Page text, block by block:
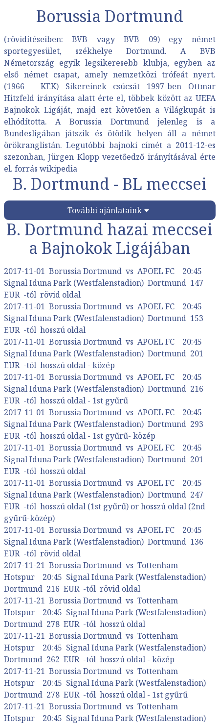
Borussia Dortmund
(rövidítéseiben: BVB vagy BVB 09) egy német
sportegyesület, székhelye Dortmund. A BVB
Németország egyik legsikeresebb klubja, egyben az
első német csapat, amely nemzetközi trófeát nyert.
(1966 - KEK) Sikereinek csúcsát 1997-ben Ottmar
Hitzfeld irányítása alatt érte el, többek között az UEFA
Bajnokok Ligáját, majd ezt követően a Világkupát is
elhódította. A Borussia Dortmund jelenleg is a
Bundesligábanjátszik és ötödik helyen áll a német
örökranglistán. Legutóbbi bajnoki címét a 2011-12-es
szezonban, Jürgen Klopp vezetőedző irányításával érte
el. forrás wikipedia
B. Dortmund - BL meccsei
További ajánlataink
B. Dortmund hazai meccsei
a Bajnokok Ligájában
2017-11-01 Borussia Dortmund vs APOEL FC 20:45
Signal Iduna Park (Westfalenstadion) Dortmund 147
EUR -tól rövid oldal
2017-11-01 Borussia Dortmund vs APOEL FC 20:45
Signal Iduna Park (Westfalenstadion) Dortmund 153
EUR -tól hosszú oldal
2017-11-01 Borussia Dortmund vs APOEL FC 20:45
Signal Iduna Park (Westfalenstadion) Dortmund 201
EUR -tól hosszú oldal - közép
2017-11-01 Borussia Dortmund vs APOEL FC 20:45
Signal Iduna Park (Westfalenstadion) Dortmund 216
EUR -tól hosszú oldal - 1st gyűrű
2017-11-01 Borussia Dortmund vs APOEL FC 20:45
Signal Iduna Park (Westfalenstadion) Dortmund 293
EUR -tól hosszú oldal - 1st gyűrű- közép
2017-11-01 Borussia Dortmund vs APOEL FC 20:45
Signal Iduna Park (Westfalenstadion) Dortmund 201
EUR -tól hosszú oldal
2017-11-01 Borussia Dortmund vs APOEL FC 20:45
Signal Iduna Park (Westfalenstadion) Dortmund 247
EUR -tól hosszú oldal (1st gyűrű) or hosszú oldal (2nd
gyűrű-közép)
2017-11-01 Borussia Dortmund vs APOEL FC 20:45
Signal Iduna Park (Westfalenstadion) Dortmund 136
EUR -tól rövid oldal
2017-11-21 Borussia Dortmund vs Tottenham
Hotspur 20:45 Signal Iduna Park (Westfalenstadion)
Dortmund 216 EUR -tól rövid oldal
2017-11-21 Borussia Dortmund vs Tottenham
Hotspur 20:45 Signal Iduna Park (Westfalenstadion)
Dortmund 278 EUR -tól hosszú oldal
2017-11-21 Borussia Dortmund vs Tottenham
Hotspur 20:45 Signal Iduna Park (Westfalenstadion)
Dortmund 262 EUR -tól hosszú oldal - közép
2017-11-21 Borussia Dortmund vs Tottenham
Hotspur 20:45 Signal Iduna Park (Westfalenstadion)
Dortmund 278 EUR -tól hosszú oldal - 1st gyűrű
2017-11-21 Borussia Dortmund vs Tottenham
Hotspur 20:45 Signal Iduna Park (Westfalenstadion)